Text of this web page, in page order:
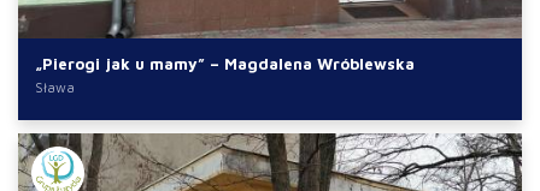
„Pierogi jak u mamy” – Magdalena Wróblewska
Sława